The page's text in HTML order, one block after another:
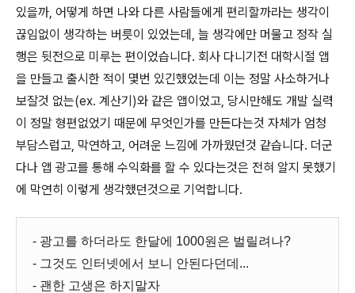
있을까, 어떻게 하면 나와 다른 사람들에게 편리할까라는 생각이
끊임없이 생각하는 버릇이 있었는데, 늘 생각에만 머물고 정작 실
행은 뒷전으로 미루는 편이었습니다. 회사 다니기전 대학시절 앱
을 만들고 출시한 적이 몇번 있긴했었는데 이는 정말 사소하거나
보잘것 없는(ex. 계산기)와 같은 앱이었고, 당시만해도 개발 실력
이 정말 형편없었기 때문에 무엇인가를 만든다는것 자체가 엄청
부담스럽고, 막연하고, 어려운 느낌에 가까웠던것 같습니다. 더군
다나 앱 광고를 통해 수익화를 할 수 있다는것은 전혀 알지 못했기
에 막연히 이렇게 생각했던것으로 기억합니다.
- 광고를 하더라도 한달에 1000원은 벌릴려나?
- 그것도 인터넷에서 보니 안된다던데...
- 괜한 고생은 하지말자